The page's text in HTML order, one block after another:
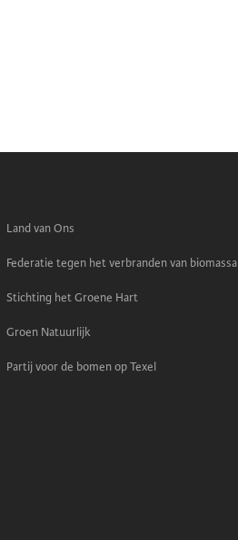
Land van Ons
Federatie tegen het verbranden van biomassa
Stichting het Groene Hart
Groen Natuurlijk
Partij voor de bomen op Texel